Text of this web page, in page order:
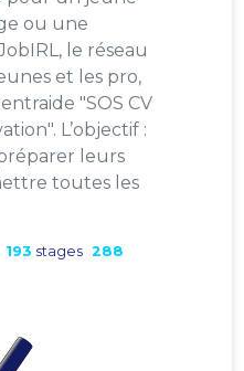
ou une
le réseau
et les pro,
"SOS CV
L’objectif :
leurs
toutes les
193 stages 288